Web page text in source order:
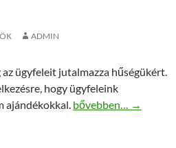
ADMIN
az ügyfeleit jutalmazza hűségükért.
hogy ügyfeleink
ajándékokkal. Céges ajándékok
bővebben… →